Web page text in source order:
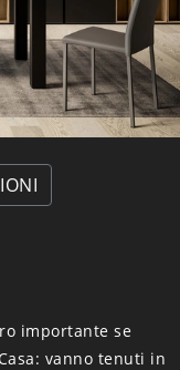
importante se
vanno tenuti in